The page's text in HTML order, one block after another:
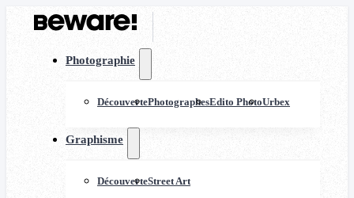
Photographie
DécouvertePhotographesEdito PhotoUrbex
Graphisme
DécouverteStreet Art